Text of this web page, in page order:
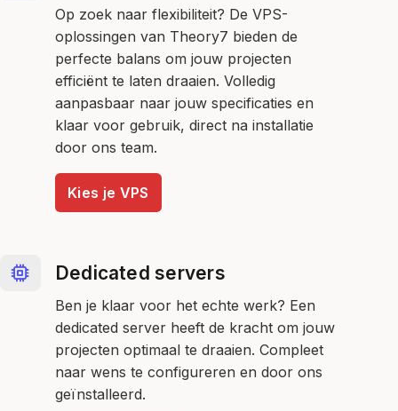
Op zoek naar flexibiliteit? De VPS-
oplossingen van Theory7 bieden de
perfecte balans om jouw projecten
efficiënt te laten draaien. Volledig
aanpasbaar naar jouw specificaties en
klaar voor gebruik, direct na installatie
door ons team.
Kies je VPS
Dedicated servers
Ben je klaar voor het echte werk? Een
dedicated server heeft de kracht om jouw
projecten optimaal te draaien. Compleet
naar wens te configureren en door ons
geïnstalleerd.